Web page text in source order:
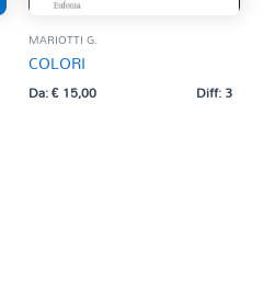
MARIOTTI G.
COLORI
Da:€15,00 Diff: 3